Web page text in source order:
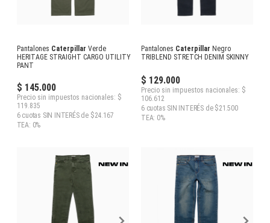
Pantalones Caterpillar Verde
HERITAGE STRAIGHT CARGO UTILITY
PANT
$ 145.000
Precio sin impuestos nacionales: $
119.835
6 cuotas SIN INTERÉS de $24.167
TEA: 0%
Pantalones Caterpillar Negro
TRIBLEND STRETCH DENIM SKINNY
$ 129.000
Precio sin impuestos nacionales: $
106.612
6 cuotas SIN INTERÉS de $21.500
TEA: 0%